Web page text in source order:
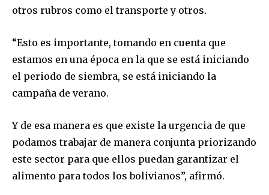
otros rubros como el transporte y otros.
“Esto es importante, tomando en cuenta que
estamos en una época en la que se está iniciando
el periodo de siembra, se está iniciando la
campaña de verano.
Y de esa manera es que existe la urgencia de que
podamos trabajar de manera conjunta priorizando
este sector para que ellos puedan garantizar el
alimento para todos los bolivianos”, afirmó.